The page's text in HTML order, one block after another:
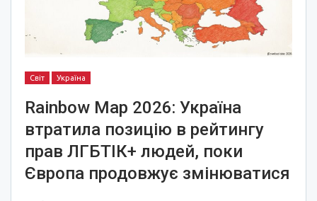
Світ Україна
Rainbow Map 2026: Україна
втратила позицію в рейтингу
прав ЛГБТІК+ людей, поки
Європа продовжує змінюватися